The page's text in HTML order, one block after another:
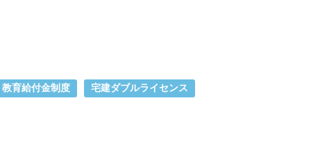
教育給付金制度 宅建ダブルライセンス